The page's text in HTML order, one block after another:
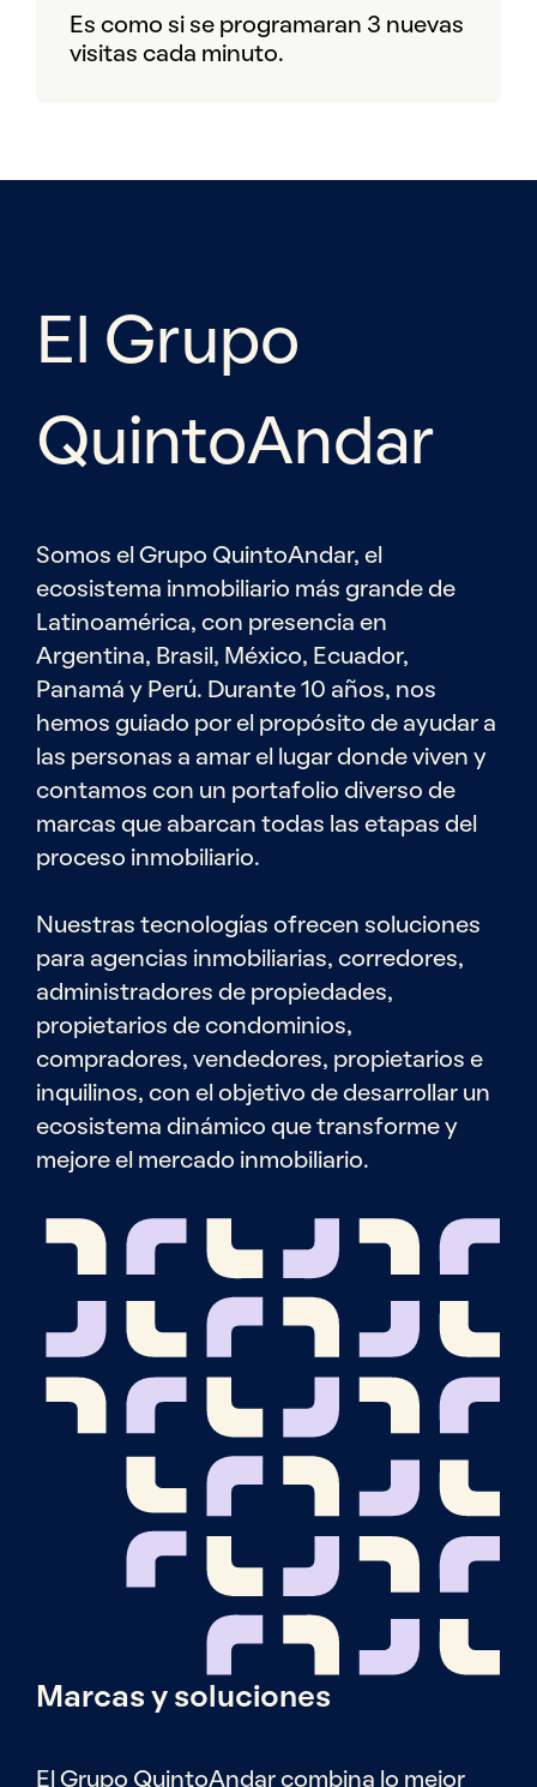
Es como si se programaran 3 nuevas
visitas cada minuto.
El Grupo
QuintoAndar
Somos el Grupo QuintoAndar, el
ecosistema inmobiliario más grande de
Latinoamérica, con presencia en
Argentina, Brasil, México, Ecuador,
Panamá y Perú. Durante 10 años, nos
hemos guiado por el propósito de ayudar a
las personas a amar el lugar donde viven y
contamos con un portafolio diverso de
marcas que abarcan todas las etapas del
proceso inmobiliario.
Nuestras tecnologías ofrecen soluciones
para agencias inmobiliarias, corredores,
administradores de propiedades,
propietarios de condominios,
compradores, vendedores, propietarios e
inquilinos, con el objetivo de desarrollar un
ecosistema dinámico que transforme y
mejore el mercado inmobiliario.
Marcas y soluciones
El Grupo QuintoAndar combina lo mejor